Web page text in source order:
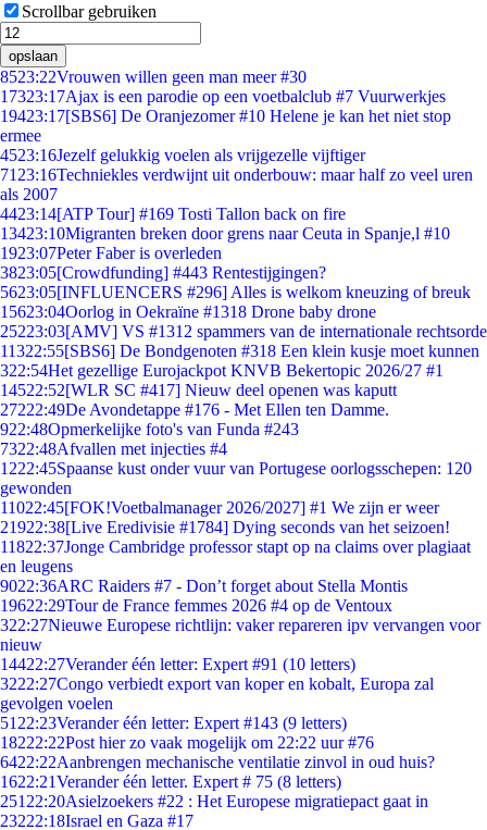
Scrollbar gebruiken
opslaan
8523:22Vrouwen willen geen man meer #30
17323:17Ajax is een parodie op een voetbalclub #7 Vuurwerkjes
19423:17[SBS6] De Oranjezomer #10 Helene je kan het niet stop
ermee
4523:16Jezelf gelukkig voelen als vrijgezelle vijftiger
71 23:16Techniekles verdwijnt uit onderbouw: maar half zo veel uren
als 2007
4423:14[ATP Tour] #169 Tosti Tallon back on fire
13423:10Migranten breken door grens naar Ceuta in Spanje,l #10
1923:07Peter Faber is overleden
3823:05[Crowdfunding] #443 Rentestijgingen?
5623:05[INFLUENCERS #296] Alles is welkom kneuzing of breuk
15623:04Oorlog in Oekraïne #1318 Drone baby drone
25223:03[AMV] VS #1312 spammers van de internationale rechtsorde
11322:55[SBS6] De Bondgenoten #318 Een klein kusje moet kunnen
322:54Het gezellige Eurojackpot KNVB Bekertopic 2026/27 #1
14522:52[WLR SC #417] Nieuw deel openen was kaputt
27222:49De Avondetappe #176 - Met Ellen ten Damme.
922:48Opmerkelijke foto's van Funda #243
7322:48Afvallen met injecties #4
1222:45Spaanse kust onder vuur van Portugese oorlogsschepen: 120
gewonden
11022:45[FOK!Voetbalmanager 2026/2027] #1 We zijn er weer
21922:38[Live Eredivisie #1784] Dying seconds van het seizoen!
11822:37Jonge Cambridge professor stapt op na claims over plagiaat
en leugens
9022:36ARC Raiders #7 - Don’t forget about Stella Montis
19622:29Tour de France femmes 2026 #4 op de Ventoux
322:27Nieuwe Europese richtlijn: vaker repareren ipv vervangen voor
nieuw
14422:27Verander één letter: Expert #91 (10 letters)
3222:27Congo verbiedt export van koper en kobalt, Europa zal
gevolgen voelen
51 22:23Verander één letter: Expert #143 (9 letters)
18222:22Post hier zo vaak mogelijk om 22:22 uur #76
6422:22Aanbrengen mechanische ventilatie zinvol in oud huis?
1622:21Verander één letter. Expert # 75 (8 letters)
251 22:20Asielzoekers #22 : Het Europese migratiepact gaat in
23222:18Israel en Gaza #17